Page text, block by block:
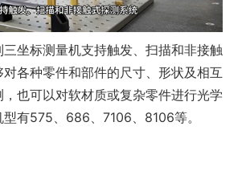
坐标测量机支持触发、扫描和非接触
各种零件和部件的尺寸、形状及相互
也可以对软材质或复杂零件进行光学
有575、686、7106、8106等。